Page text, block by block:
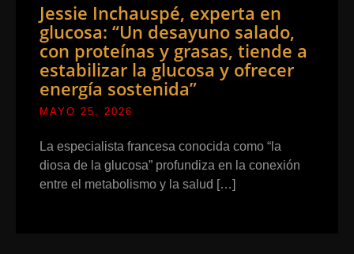
Jessie Inchauspé, experta en
glucosa: “Un desayuno salado,
con proteínas y grasas, tiende a
estabilizar la glucosa y ofrecer
energía sostenida”
MAYO 25, 2026
La especialista francesa conocida como “la
diosa de la glucosa” profundiza en la conexión
entre el metabolismo y la salud […]